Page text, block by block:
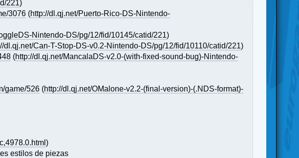
221)
3076 (http://dl.qj.net/Puerto-Rico-DS-Nintendo-
Nintendo-DS/pg/12/fid/10145/catid/221)
dl.qj.net/Can-T-Stop-DS-v0.2-Nintendo-DS/pg/12/fid/10110/catid/221)
(http://dl.qj.net/MancalaDS-v2.0-(with-fixed-sound-bug)-Nintendo-
game/526 (http://dl.qj.net/OMalone-v2.2-(final-version)-(.NDS-format)-
)
estilos de piezas